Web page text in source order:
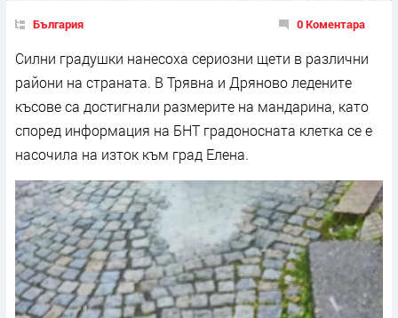
България 0 Коментара
Силни градушки нанесоха сериозни щети в различни
райони на страната. В Трявна и Дряново ледените
късове са достигнали размерите на мандарина, като
според информация на БНТ градоносната клетка се е
насочила на изток към град Елена.